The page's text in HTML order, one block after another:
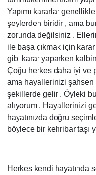
Yapımı kararlar
şeylerden biridir , ama
zorunda değilsiniz .
ile başa çıkmak için
gibi karar yaparken
Çoğu herkes daha iyi ve
ama hayallerinizi
şekillerde gelir . Öyleki
alıyorum . Hayallerinizi
hayatınızda doğru
böylece bir kehribar taşı
Herkes kendi hayatında